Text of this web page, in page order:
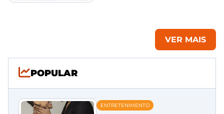
VER MAIS
POPULAR
ENTRETENIMENTO